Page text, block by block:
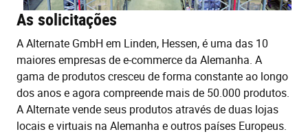
As solicitações
A Alternate GmbH em Linden, Hessen, é uma das 10
maiores empresas de e-commerce da Alemanha. A
gama de produtos cresceu de forma constante ao longo
dos anos e agora compreende mais de 50.000 produtos.
A Alternate vende seus produtos através de duas lojas
locais e virtuais na Alemanha e outros países Europeus.